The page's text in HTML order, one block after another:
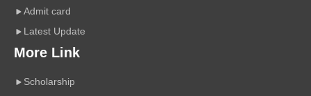
Admit card
Latest Update
More Link
Scholarship